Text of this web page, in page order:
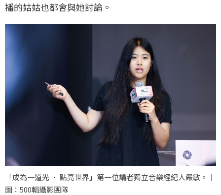
播的姑姑也都會與她討論。
「成為一道光 · 點亮世界」第一位講者獨立音樂經紀人嚴敏。｜
圖：500輯攝影團隊